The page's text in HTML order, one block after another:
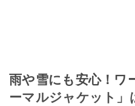
雨や雪にも安心！ワ
ーマルジャケット」